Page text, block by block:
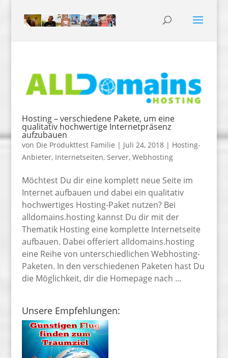
Hosting – verschiedene Pakete, um eine
qualitativ hochwertige Internetpräsenz
aufzubauen
von Die Produkttest Familie | Juli 24, 2018| Hosting-
Anbieter, Internetseiten, Server, Webhosting
Möchtest Du dir eine komplett neue Seite im
Internet aufbauen und dabei ein qualitativ
hochwertiges Hosting-Paket nutzen? Bei
alldomains.hosting kannst Du dir mit der
Thematik Hosting eine komplette Internetseite
aufbauen. Dabei offeriert alldomains.hosting
eine Reihe von unterschiedlichen Webhosting-
Paketen. In den verschiedenen Paketen hast Du
die Möglichkeit, dir die Homepage nach …
Unsere Empfehlungen: